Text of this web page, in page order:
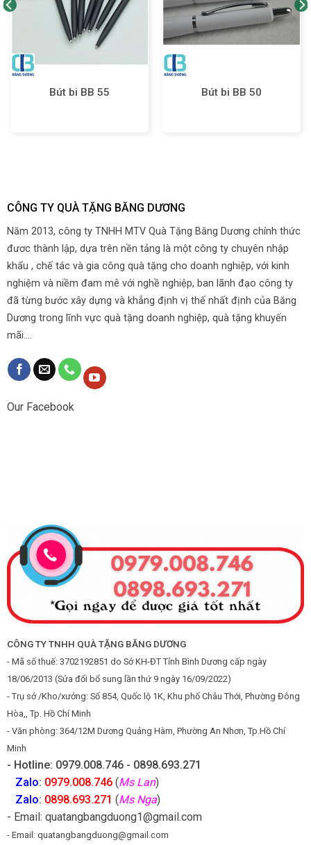
Bút bi BB 55 Bút bi BB 50
CÔNG TY QUÀ TẶNG BĂNG DƯƠNG
Năm 2013, công ty TNHH MTV Quà Tặng Băng Dương chính thức
đươc thành lập, dựa trên nền tảng là một công ty chuyên nhập
khẩu , chế tác và gia công quà tặng cho doanh nghiệp, với kinh
nghiệm và niềm đam mê với nghề nghiệp, ban lãnh đạo công ty
đã từng bước xây dựng và khẳng định vị thế nhất định của Băng
Dương trong lĩnh vực quà tặng doanh nghiệp, quà tặng khuyến
mãi....
Our Facebook
CÔNG TY TNHH QUÀ TẶNG BĂNG DƯƠNG
- Mã số thuế: 3702192851 do Sở KH-ĐT Tỉnh Bình Dương cấp ngày
18/06/2013 (Sửa đổi bổ sung lần thứ 9 ngày 16/09/2022)
- Trụ sở /Kho/xưởng: Số 854, Quốc lộ 1K, Khu phố Châu Thới, Phường Đông
Hòa,, Tp. Hồ Chí Minh
- Văn phòng: 364/12M Dương Quảng Hàm, Phường An Nhơn, Tp.Hồ Chí
Minh
- Hotline: 0979.008.746 - 0898.693.271
Zalo: 0979.008.746 (Ms Lan)
Zalo: 0898.693.271 (Ms Nga)
- Email: quatangbangduong1@gmail.com
- Email: quatangbangduong@gmail.com